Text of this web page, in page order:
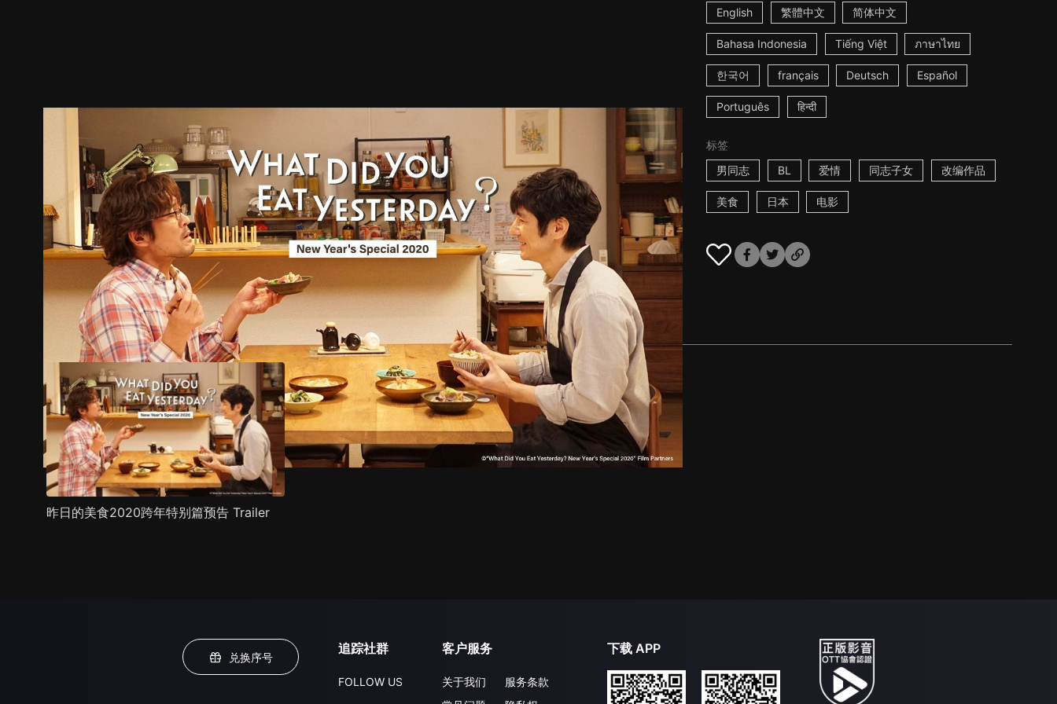
English 繁體中文 简体中文
Bahasa Indonesia Tiếng Việt ภาษาไทย
한국어 français Deutsch Español
Português हिन्दी
标签
男同志
BL 爱情 同志子女 改编作品
美食 日本 电影
剧照 推荐影片 剧情介绍
昨日的美食2020跨年特别篇预告 Trailer
兑换序号
追踪社群
FOLLOW US
客户服务
关于我们
服务条款
下载 APP